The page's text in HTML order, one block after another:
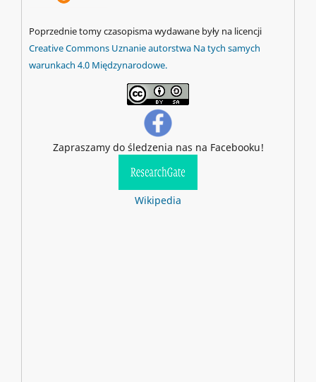
Poprzednie tomy czasopisma wydawane były na licencji
Creative Commons Uznanie autorstwa Na tych samych
warunkach 4.0 Międzynarodowe.
Zapraszamy do śledzenia nas na Facebooku!
Wikipedia